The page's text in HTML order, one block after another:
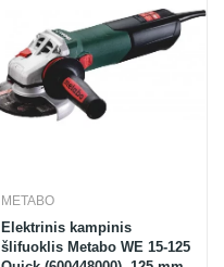
METABO
Elektrinis kampinis
šlifuoklis Metabo WE 15-125